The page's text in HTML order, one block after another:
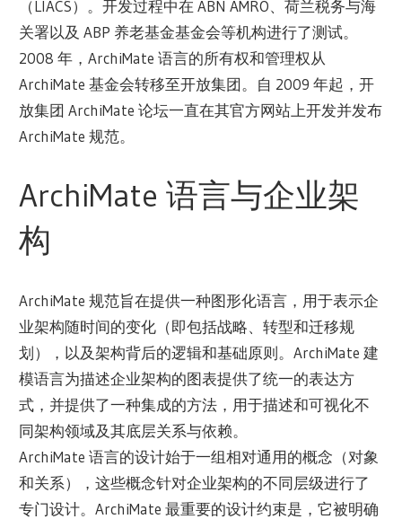
（LIACS）。开发过程中在 ABN AMRO、荷兰税务与海
关署以及 ABP 养老基金基金会等机构进行了测试。
2008 年，ArchiMate 语言的所有权和管理权从
ArchiMate 基金会转移至开放集团。自 2009 年起，开
放集团 ArchiMate 论坛一直在其官方网站上开发并发布
ArchiMate 规范。
ArchiMate 语言与企业架
构
ArchiMate 规范旨在提供一种图形化语言，用于表示企
业架构随时间的变化（即包括战略、转型和迁移规
划），以及架构背后的逻辑和基础原则。ArchiMate 建
模语言为描述企业架构的图表提供了统一的表达方
式，并提供了一种集成的方法，用于描述和可视化不
同架构领域及其底层关系与依赖。
ArchiMate 语言的设计始于一组相对通用的概念（对象
和关系），这些概念针对企业架构的不同层级进行了
专门设计。ArchiMate 最重要的设计约束是，它被明确